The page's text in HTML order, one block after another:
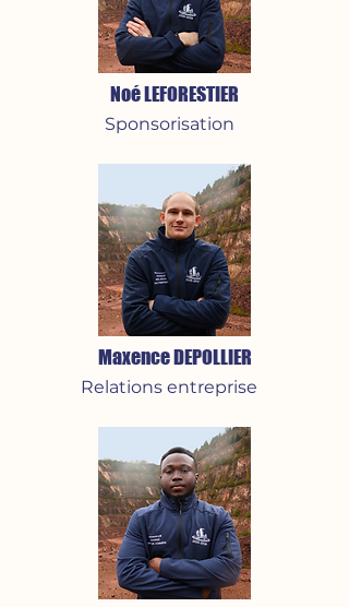
Noé LEFORESTIER
Sponsorisation
Maxence DEPOLLIER
Relations entreprise